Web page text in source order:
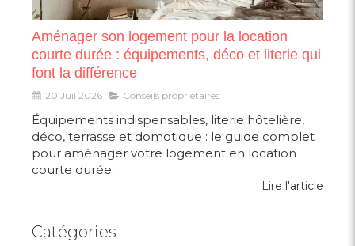
Aménager son logement pour la location
courte durée : équipements, déco et literie qui
font la différence
20 Juil 2026 Conseils propriétaires
Équipements indispensables, literie hôtelière,
déco, terrasse et domotique : le guide complet
pour aménager votre logement en location
courte durée.
Lire l'article
Catégories